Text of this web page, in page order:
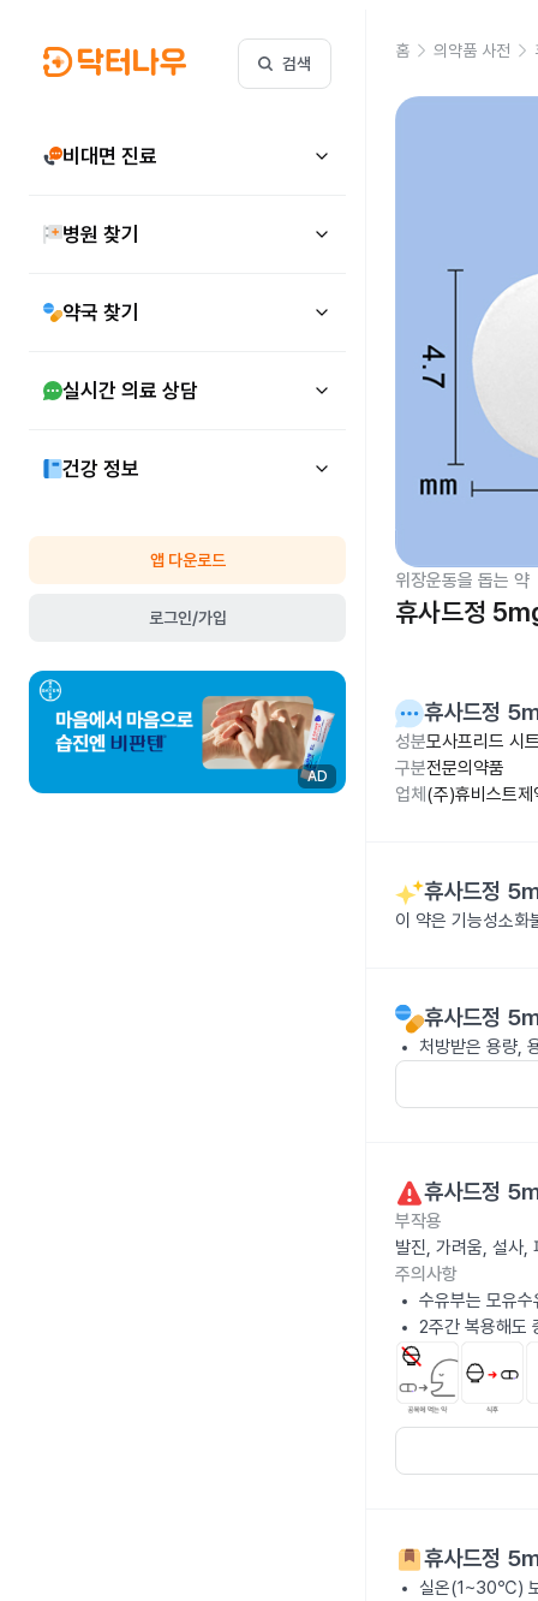
검색
비대면 진료
병원 찾기
약국 찾기
실시간 의료 상담
건강 정보
앱 다운로드
로그인/가입
AD
홈 의약품 사전
위장운동을 돕는 약
휴사드정
휴사드정
성분모사프리드 시
구분전문의약품
업체 (주)휴비스트제
휴사드정
이 약은 기능성소화
휴사드정
처방받은 용량,
휴사드정
부작용
발진, 가려움, 설사,
주의사항
수유부는 모유
2주간 복용해도
휴사드정
실온(1~30℃)